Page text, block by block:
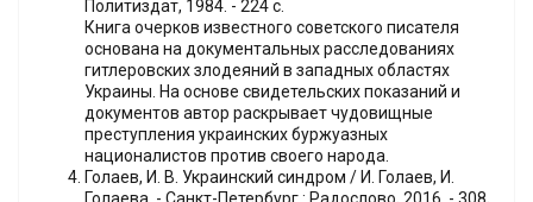
Политиздат, 1984. - 224 с.
Книга очерков известного советского писателя
основана на документальных расследованиях
гитлеровских злодеяний в западных областях
Украины. На основе свидетельских показаний и
документов автор раскрывает чудовищные
преступления украинских буржуазных
националистов против своего народа.
Голаев, И. В. Украинский синдром / И. Голаев, И.
Голаева. - Санкт-Петербург : Радослово, 2016. - 308,